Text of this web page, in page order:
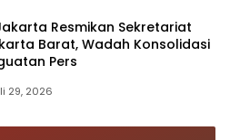
Resmikan Sekretariat
Barat, Wadah Konsolidasi
Pers
29, 2026